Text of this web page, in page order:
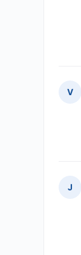
V
J